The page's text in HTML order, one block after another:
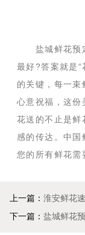
盐城鲜花预定
最好?答案就是“
的关键，每一
心意祝福，这份
花送的不止是鲜
感的传达。中国
您的所有鲜花需
上一篇： 淮安鲜花
下一篇： 盐城鲜花